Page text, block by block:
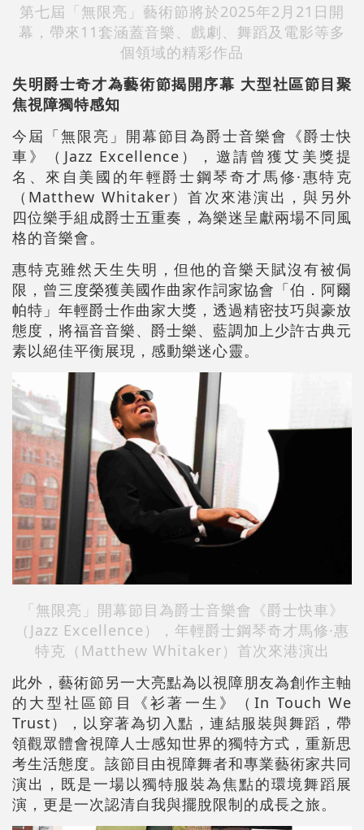
第七屆「無限亮」藝術節將於2025年2月21日開
幕，帶來11套涵蓋音樂、戲劇、舞蹈及電影等多
個領域的精彩作品
失明爵士奇才為藝術節揭開序幕 大型社區節目聚
焦視障獨特感知
今屆「無限亮」開幕節目為爵士音樂會《爵士快
車》（Jazz Excellence），邀請曾獲艾美獎提
名、來自美國的年輕爵士鋼琴奇才馬修·惠特克
（Matthew Whitaker）首次來港演出，與另外
四位樂手組成爵士五重奏，為樂迷呈獻兩場不同風
格的音樂會。
惠特克雖然天生失明，但他的音樂天賦沒有被侷
限，曾三度榮獲美國作曲家作詞家協會「伯．阿爾
帕特」年輕爵士作曲家大獎，透過精密技巧與豪放
態度，將福音音樂、爵士樂、藍調加上少許古典元
素以絕佳平衡展現，感動樂迷心靈。
「無限亮」開幕節目為爵士音樂會《爵士快車》
（Jazz Excellence），年輕爵士鋼琴奇才馬修·惠
特克（Matthew Whitaker）首次來港演出
此外，藝術節另一大亮點為以視障朋友為創作主軸
的大型社區節目《衫著一生》（In Touch We
Trust），以穿著為切入點，連結服裝與舞蹈，帶
領觀眾體會視障人士感知世界的獨特方式，重新思
考生活態度。該節目由視障舞者和專業藝術家共同
演出，既是一場以獨特服裝為焦點的環境舞蹈展
演，更是一次認清自我與擺脫限制的成長之旅。